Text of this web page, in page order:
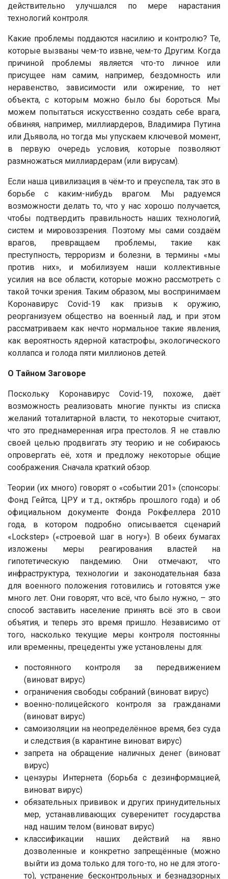
действительно улучшался по мере нарастания
технологий контроля.
Какие проблемы поддаются насилию и контролю? Те,
которые вызваны чем-то извне, чем-то Другим. Когда
причиной проблемы является что-то личное или
присущее нам самим, например, бездомность или
неравенство, зависимости или ожирение, то нет
объекта, с которым можно было бы бороться. Мы
можем попытаться искусственно создать себе врага,
обвиняя, например, миллиардеров, Владимира Путина
или Дьявола, но тогда мы упускаем ключевой момент,
в первую очередь условия, которые позволяют
размножаться миллиардерам (или вирусам).
Если наша цивилизация в чём-то и преуспела, так это в
борьбе с каким-нибудь врагом. Мы радуемся
возможности делать то, что у нас хорошо получается,
чтобы подтвердить правильность наших технологий,
систем и мировоззрения. Поэтому мы сами создаём
врагов, превращаем проблемы, такие как
преступность, терроризм и болезни, в термины «мы
против них», и мобилизуем наши коллективные
усилия на все области, которые можно рассмотреть с
такой точки зрения. Таким образом, мы воспринимаем
Коронавирус Covid-19 как призыв к оружию,
реорганизуем общество на военный лад, и при этом
рассматриваем как нечто нормальное такие явления,
как вероятность ядерной катастрофы, экологического
коллапса и голода пяти миллионов детей.
О Тайном Заговоре
Поскольку Коронавирус Covid-19, похоже, даёт
возможность реализовать многие пункты из списка
желаний тоталитарной власти, то некоторые считают,
что это преднамеренная игра престолов. Я не ставлю
своей целью продвигать эту теорию и не собираюсь
опровергать её, хотя и предложу некоторые общие
соображения. Сначала краткий обзор.
Теории (их много) говорят о «событии 201» (спонсоры:
Фонд Гейтса, ЦРУ и т.д., октябрь прошлого года) и об
официальном документе Фонда Рокфеллера 2010
года, в котором подробно описывается сценарий
«Lockstep» («строевой шаг в ногу»). В обеих бумагах
изложены меры реагирования властей на
гипотетическую пандемию. Они отмечают, что
инфраструктура, технологии и законодательная база
для военного положения готовились и готовятся уже
много лет. Они говорят, что всё, что было нужно, – это
способ заставить население принять всё это в свои
объятия, и теперь это время пришло. Независимо от
того, насколько текущие меры контроля постоянны
или временны, прецеденты уже установлены для:
постоянного контроля за передвижением
(виноват вирус)
ограничения свободы собраний (виноват вирус)
военно-полицейского контроля за гражданами
(виноват вирус)
самоизоляции на неопределённое время, без суда
и следствия (в карантине виноват вирус)
запрета на обращение наличных денег (виноват
вирус)
цензуры Интернета (борьба с дезинформацией,
виноват вирус)
обязательных прививок и других принудительных
мер, устанавливающих суверенитет государства
над нашим телом (виноват вирус)
классификации наших действий на явно
дозволенные и конкретно запрещённые (можно
выйти из дома только для того-то, но не для этого-
то), устранение бесконтрольных и безнадзорных